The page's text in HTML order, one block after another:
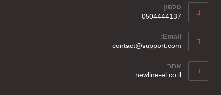
טלפון
0504444137
Email:
contact@support.com
אתר
newline-el.co.il